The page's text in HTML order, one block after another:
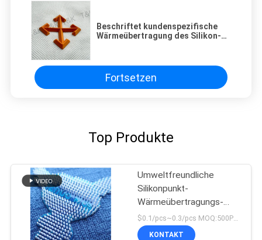
Beschriftet kundenspezifische
Wärmeübertragung des Silikon-
Fortsetzen
Top Produkte
Umweltfreundliche
Silikonpunkt-
Wärmeübertragungs-
Kleideraufkleber
$0.1/pcs~0.3/pcs MOQ:500PCS
KONTAKT